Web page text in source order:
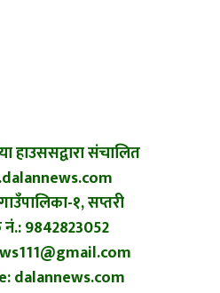
हाउससद्वारा संचालित
१, सप्तरी
नं.: 9842823052
dalannews.com